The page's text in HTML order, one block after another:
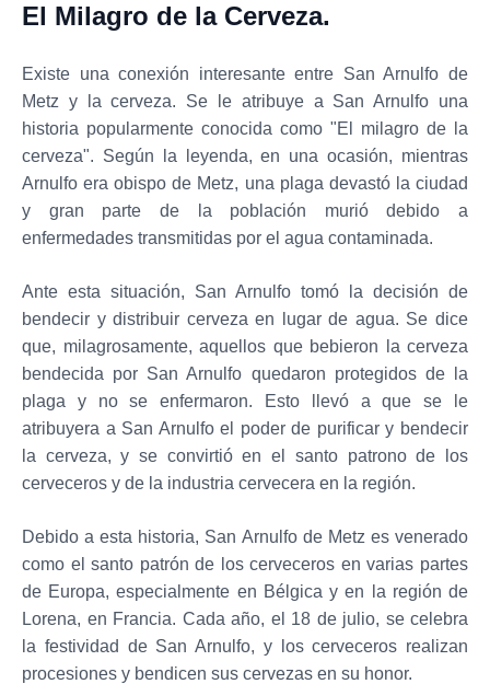
El Milagro de la Cerveza.
Existe una conexión interesante entre San Arnulfo de
Metz y la cerveza. Se le atribuye a San Arnulfo una
historia popularmente conocida como "El milagro de la
cerveza". Según la leyenda, en una ocasión, mientras
Arnulfo era obispo de Metz, una plaga devastó la ciudad
y gran parte de la población murió debido a
enfermedades transmitidas por el agua contaminada.
Ante esta situación, San Arnulfo tomó la decisión de
bendecir y distribuir cerveza en lugar de agua. Se dice
que, milagrosamente, aquellos que bebieron la cerveza
bendecida por San Arnulfo quedaron protegidos de la
plaga y no se enfermaron. Esto llevó a que se le
atribuyera a San Arnulfo el poder de purificar y bendecir
la cerveza, y se convirtió en el santo patrono de los
cerveceros y de la industria cervecera en la región.
Debido a esta historia, San Arnulfo de Metz es venerado
como el santo patrón de los cerveceros en varias partes
de Europa, especialmente en Bélgica y en la región de
Lorena, en Francia. Cada año, el 18 de julio, se celebra
la festividad de San Arnulfo, y los cerveceros realizan
procesiones y bendicen sus cervezas en su honor.